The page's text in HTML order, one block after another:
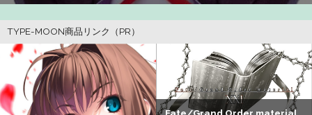
ｗｗｗ
【画像】美人すぎる女医、ガチで見つかる。めちゃくちゃ
いいべｗｗｗｗ ：26/08/04のニュース
夫さん、妻に「天井のシミ数えてれば終わるでな」と押し
倒されて性行為 → 凄いことになるｗｗｗｗｗ